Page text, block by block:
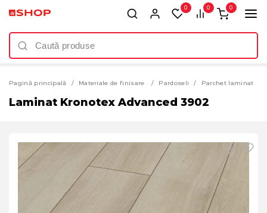
0 0 0
Pagină principală Materiale de finisare Pardoseli Parchet laminat
Laminat Kronotex Advanced 3902